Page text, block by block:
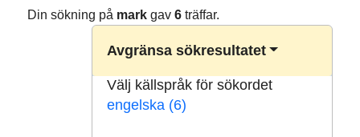
Din sökning på markgav 6träffar.
Avgränsa sökresultatet
Välj källspråk för sökordet
engelska (6)